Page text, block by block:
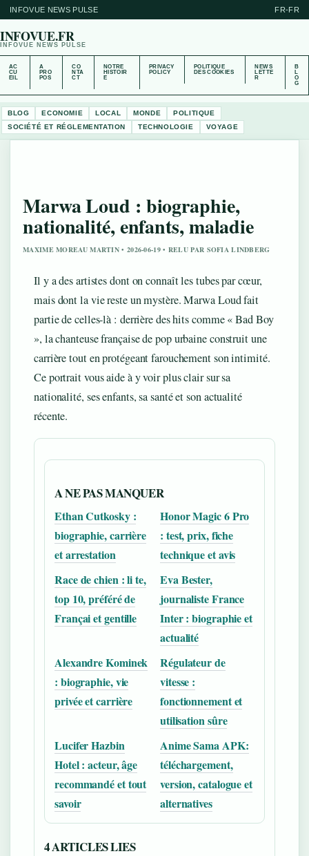
INFOVUE NEWS PULSE FR-FR
INFOVUE.FR
INFOVUE NEWS PULSE
AC
CU
EIL
A
PRO
POS
CO
NTA
CT
NOTRE
HISTOIR
E
PRIVACY
POLICY
POLITIQUE
DES COOKIES
NEWS
LETTE
R
B
L
O
G
BLOG ECONOMIE LOCAL MONDE
POLITIQUE
SOCIÉTÉ ET RÉGLEMENTATION
TECHNOLOGIE VOYAGE
Marwa Loud : biographie,
nationalité, enfants, maladie
MAXIME MOREAU MARTIN • 2026-06-19 • RELU PAR SOFIA LINDBERG
Il y a des artistes dont on connaît les tubes par cœur,
mais dont la vie reste un mystère. Marwa Loud fait
partie de celles-là : derrière des hits comme « Bad Boy
», la chanteuse française de pop urbaine construit une
carrière tout en protégeant farouchement son intimité.
Ce portrait vous aide à y voir plus clair sur sa
nationalité, ses enfants, sa santé et son actualité
récente.
A NE PAS MANQUER
Ethan Cutkosky :
biographie, carrière
et arrestation
Honor Magic 6 Pro
: test, prix, fiche
technique et avis
Race de chien : li te,
top 10, préféré de
Françai et gentille
Eva Bester,
journaliste France
Inter : biographie et
actualité
Alexandre Kominek
: biographie, vie
privée et carrière
Régulateur de
vitesse :
fonctionnement et
utilisation sûre
Lucifer Hazbin
Hotel : acteur, âge
recommandé et tout
savoir
Anime Sama APK:
téléchargement,
version, catalogue et
alternatives
4 ARTICLES LIES